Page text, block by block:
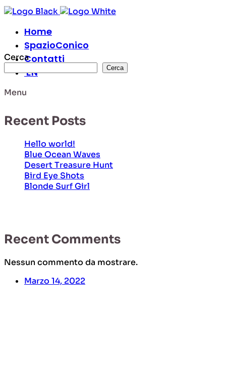
Home
SpazioConico
Contatti
EN
Menu
Cerca
Cerca
Recent Posts
Hello world!
Blue Ocean Waves
Desert Treasure Hunt
Bird Eye Shots
Blonde Surf Girl
Recent Comments
Nessun commento da mostrare.
Marzo 14, 2022